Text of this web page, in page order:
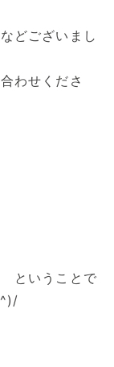
どございまし
わせくださ
ということで